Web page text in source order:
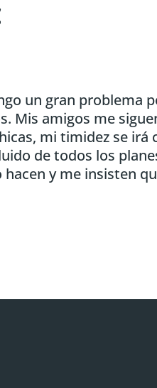
un gran problema
Mis amigos me
mi timidez se irá
de todos los
y me insisten